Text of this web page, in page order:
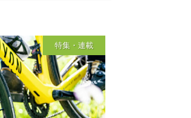
特集・連載